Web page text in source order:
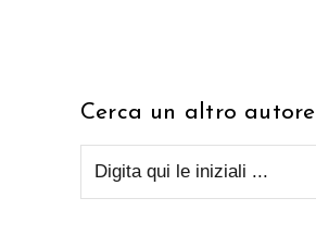
Cerca un altro autore